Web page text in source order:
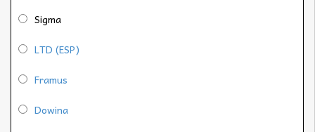
Sigma
LTD (ESP)
Framus
Dowina